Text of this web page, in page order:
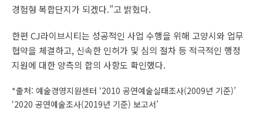
경험형 복합단지가 되겠다.”고 밝혔다.
한편 CJ라이브시티는 성공적인 사업 수행을 위해 고양시와 업무
협약을 체결하고, 신속한 인허가 및 심의 절차 등 적극적인 행정
지원에 대한 양측의 합의 사항도 확인했다.
*출처: 예술경영지원센터 ‘2010 공연예술실태조사(2009년 기준)’
‘2020 공연예술조사(2019년 기준) 보고서’